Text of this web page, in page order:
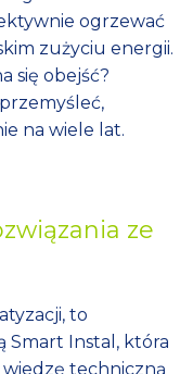
ogrzewać
zużyciu energii.
się obejść?
na wiele lat.
ze
to
Smart Instal, która
techniczną